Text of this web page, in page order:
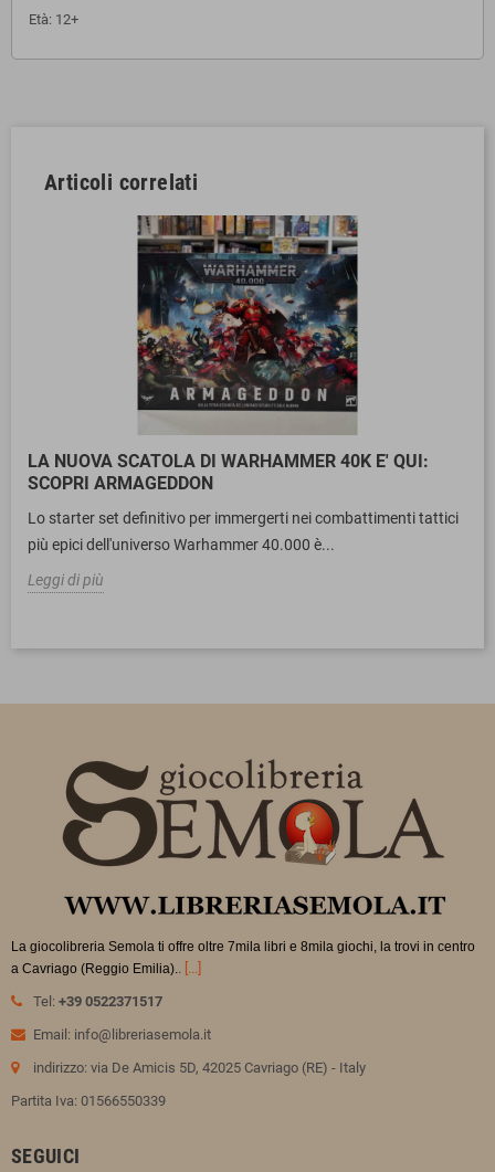
Età: 12+
Articoli correlati
LA NUOVA SCATOLA DI WARHAMMER 40K E' QUI:
SCOPRI ARMAGEDDON
Lo starter set definitivo per immergerti nei combattimenti tattici
più epici dell'universo Warhammer 40.000 è...
Leggi di più
La giocolibreria Semola ti offre oltre 7mila libri e 8mila giochi, la trovi in centro
a Cavriago (Reggio Emilia). . [...]
Tel: +39 0522371517
Email: info@libreriasemola.it
indirizzo: via De Amicis 5D, 42025 Cavriago (RE) - Italy
Partita Iva: 01566550339
SEGUICI